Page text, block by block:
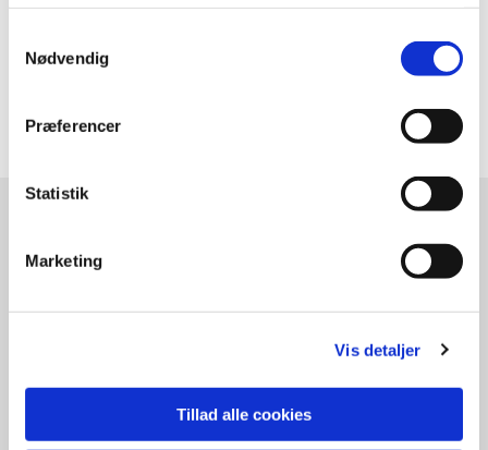
Nødvendig
Præferencer
Statistik
Marketing
Vis detaljer
Tillad alle cookies